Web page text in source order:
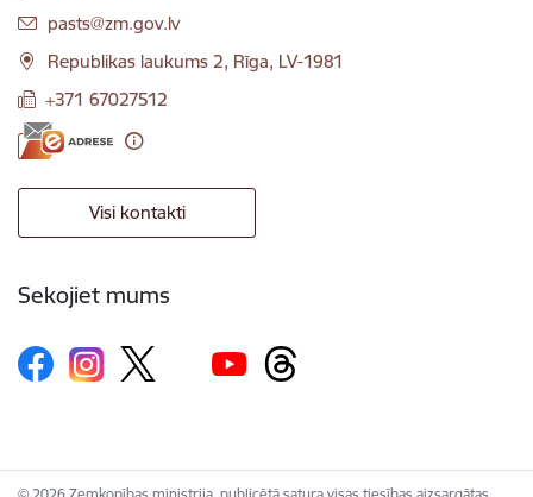
E-pasts:
pasts@zm.gov.lv
Republikas laukums 2, Rīga, LV-1981
+371 67027512
Visi kontakti
Sekojiet mums